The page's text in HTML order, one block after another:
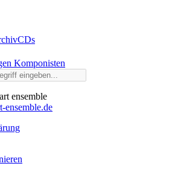
CDs
Komponisten
ensemble
ensemble.de